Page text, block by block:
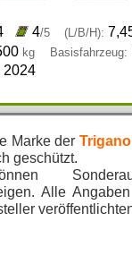
4/5 (L/B/H):
kg Basisfahrzeug:
2024
Marke der
geschützt.
Alle